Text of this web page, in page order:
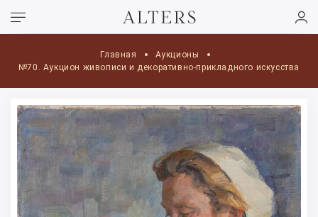
Главная
Аукционы
№70. Аукцион живописи и декоративно-прикладного искусства